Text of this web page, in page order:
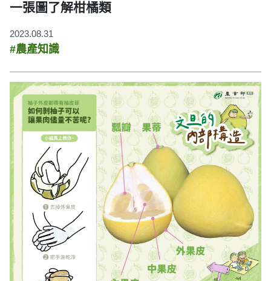
一張圖了解柑橘類
2023.08.31
#農產知識